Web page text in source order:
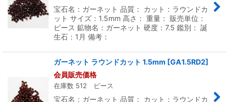
宝石名：ガーネット 品質： カット：ラウンドカ
ット サイズ：1.5mm 高さ： 重量： 販売単位：
ピース 鉱物名：ガーネット 硬度：7.5 鑑別： 誕
生石：1月 備考：
ガーネット ラウンドカット 1.5mm [GA1.5RD2]
会員販売価格
在庫数 512 ピース
宝石名：ガーネット 品質： カット：ラウンドカ